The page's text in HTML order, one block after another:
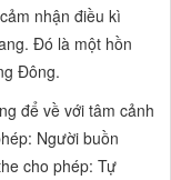
nhận điều kì
Đó là một hồn
Đông.
để về với tâm cảnh
Người buồn
cho phép:Tự